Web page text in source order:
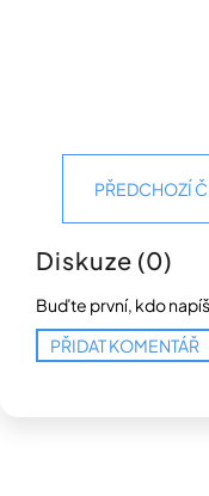
PŘEDCHOZÍ
Diskuze (0)
Buďte první, kdo
PŘIDAT KOMENTÁŘ